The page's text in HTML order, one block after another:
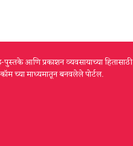
आणि प्रकाशन व्यवसायाच्या हितासाठी
कॉम च्या माध्यमातून बनवलेले पोर्टल.